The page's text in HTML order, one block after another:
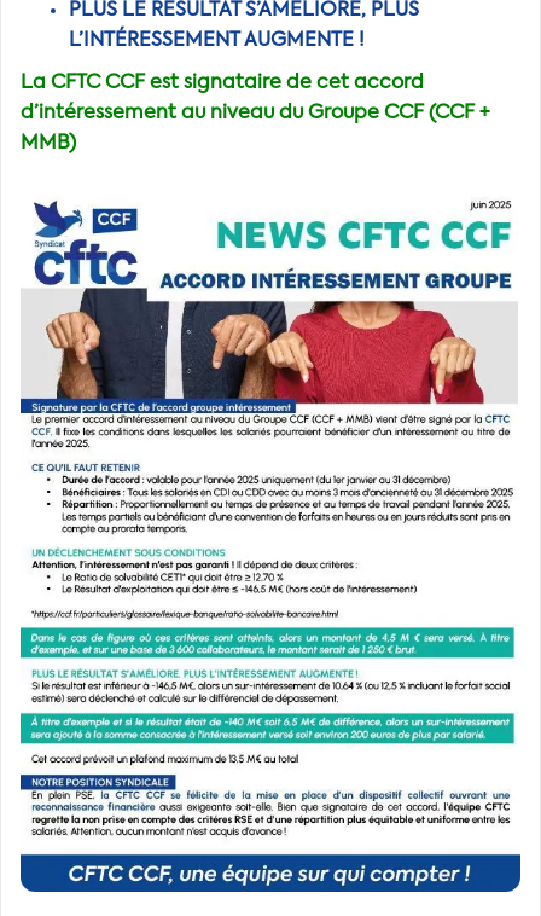
PLUS LE RÉSULTAT S’AMÉLIORE, PLUS
L’INTÉRESSEMENT AUGMENTE !
La CFTC CCF est signataire de cet accord
d’intéressement au niveau du Groupe CCF (CCF +
MMB)